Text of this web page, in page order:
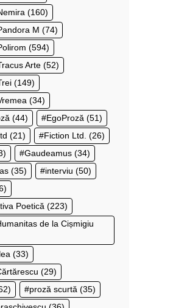
(160)
M (74)
(594)
Arte (52)
(149)
(34)
(44) EgoProză (51)
(21) Fiction Ltd. (26)
Gaudeamus (34)
(35) interviu (50)
Poetică (223)
de la Cișmigiu
(33)
(29)
proză scurtă (35)